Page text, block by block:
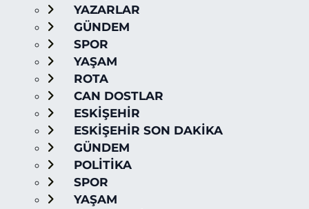
YAZARLAR
GÜNDEM
SPOR
YAŞAM
ROTA
CAN DOSTLAR
ESKİŞEHİR
ESKİŞEHİR SON DAKİKA
GÜNDEM
POLİTİKA
SPOR
YAŞAM